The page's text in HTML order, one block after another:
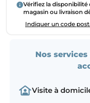
Vérifiez la
magasin ou livraison
Indiquer un code
Nos
Visite à